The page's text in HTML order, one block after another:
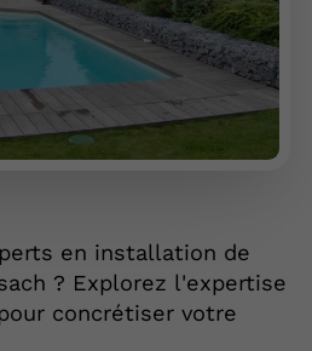
en installation de
? Explorez l'expertise
concrétiser votre